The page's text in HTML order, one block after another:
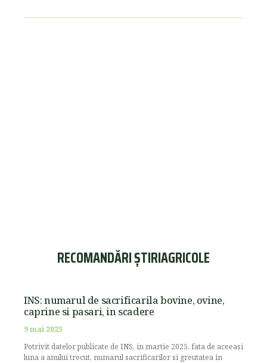
RECOMANDĂRI ȘTIRIAGRICOLE
INS: numarul de sacrificarila bovine, ovine,
caprine si pasari, in scadere
9 mai 2025
Potrivit datelor publicate de INS, in martie 2025, fata de aceeasi
luna a anului trecut, numarul sacrificarilor si greutatea in